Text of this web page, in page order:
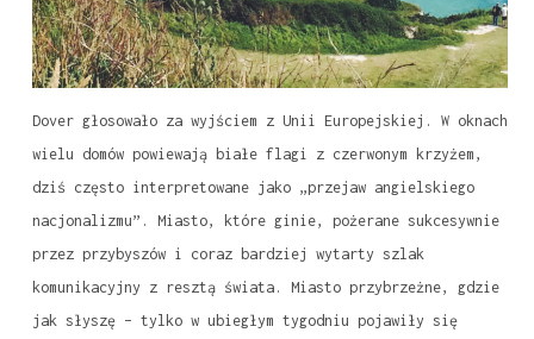
Dover głosowało za wyjściem z Unii Europejskiej. W oknach
wielu domów powiewają białe flagi z czerwonym krzyżem,
dziś często interpretowane jako „przejaw angielskiego
nacjonalizmu”. Miasto, które ginie, pożerane sukcesywnie
przez przybyszów i coraz bardziej wytarty szlak
komunikacyjny z resztą świata. Miasto przybrzeżne, gdzie
jak słyszę – tylko w ubiegłym tygodniu pojawiły się